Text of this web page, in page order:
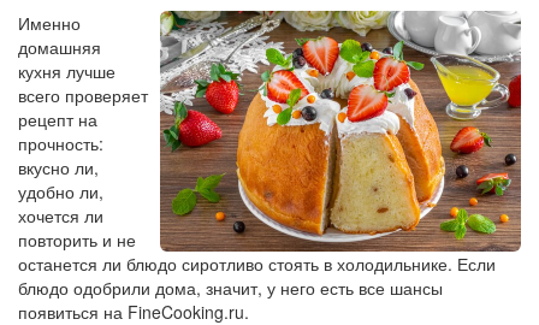
Именно
домашняя
кухня лучше
всего проверяет
рецепт на
прочность:
вкусно ли,
удобно ли,
хочется ли
повторить и не
останется ли блюдо сиротливо стоять в холодильнике. Если
блюдо одобрили дома, значит, у него есть все шансы
появиться на FineCooking.ru.